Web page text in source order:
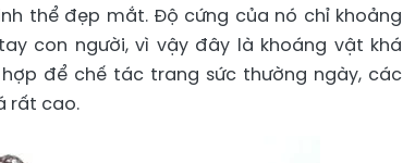
thể đẹp mắt. Độ cứng của nó chỉ khoảng
con người, vì vậy đây là khoáng vật khá
để chế tác trang sức thường ngày, các
rất cao.